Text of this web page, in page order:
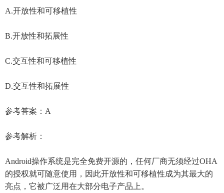
A.开放性和可移植性
B.开放性和拓展性
C.交互性和可移植性
D.交互性和拓展性
参考答案：A
参考解析：
Android操作系统是完全免费开源的，任何厂商无须经过OHA
的授权就可随意使用，因此开放性和可移植性成为其最大的
亮点，它被广泛用在大部分电子产品上。